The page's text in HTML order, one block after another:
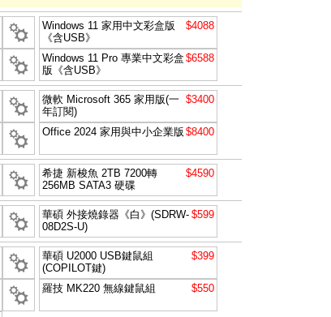
Windows 11 家用中文彩盒版
《含USB》
$4088
Windows 11 Pro 專業中文彩盒
版《含USB》
$6588
微軟 Microsoft 365 家用版(一
年訂閱)
$3400
Office 2024 家用與中小企業版 $8400
希捷 新梭魚 2TB 7200轉
256MB SATA3 硬碟
$4590
華碩 外接燒錄器《白》(SDRW-
08D2S-U)
$599
華碩 U2000 USB鍵鼠組
(COPILOT鍵)
$399
羅技 MK220 無線鍵鼠組 $550